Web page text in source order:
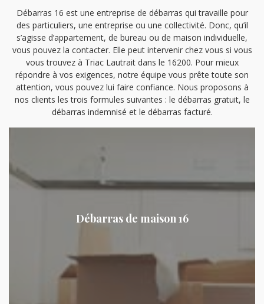
Débarras 16 est une entreprise de débarras qui travaille pour
des particuliers, une entreprise ou une collectivité. Donc, qu’il
s’agisse d’appartement, de bureau ou de maison individuelle,
vous pouvez la contacter. Elle peut intervenir chez vous si vous
vous trouvez à Triac Lautrait dans le 16200. Pour mieux
répondre à vos exigences, notre équipe vous prête toute son
attention, vous pouvez lui faire confiance. Nous proposons à
nos clients les trois formules suivantes : le débarras gratuit, le
débarras indemnisé et le débarras facturé.
Débarras de maison 16